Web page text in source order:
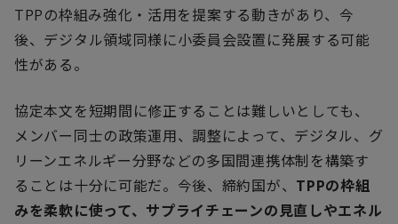
TPPの枠組み強化・活用を提案する動きがあり、今
後、デジタル領域同様に小委員会設置に発展する可能
性がある。
協定本文を短期間に修正することは難しいとしても、
メンバー同士の政策運用、調整によって、デジタル、グ
リーンエネルギー分野などの多国間連携体制を構築す
ることは十分に可能だ。今後、締約国が、 TPPの枠組
みを柔軟に使って、サプライチェーンの見直しやエネル